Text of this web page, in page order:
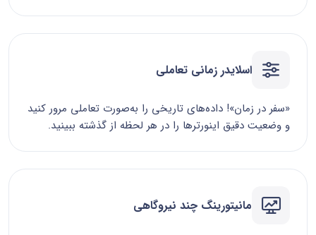
اسلایدر زمانی تعاملی
«سفر در زمان»! داده‌های تاریخی را به‌صورت تعاملی مرور کنید
و وضعیت دقیق اینورترها را در هر لحظه از گذشته ببینید.
مانیتورینگ چند نیروگاهی